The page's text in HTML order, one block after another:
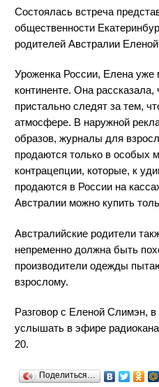
Состоялась встреча
общественности
родителей Австралии
Уроженка России, Елена уже
континенте. Она рассказала,
пристально следят за тем,
атмосфере. В наружной
образов, журналы для
продаются только в особых
контрацепции, которые, к
продаются в России на
Австралии можно купить
Австралийские родители
непременно должна быть
производители одежды
взрослому.
Разговор с Еленой Слимэн,
услышать в эфире
20.
Поделиться…